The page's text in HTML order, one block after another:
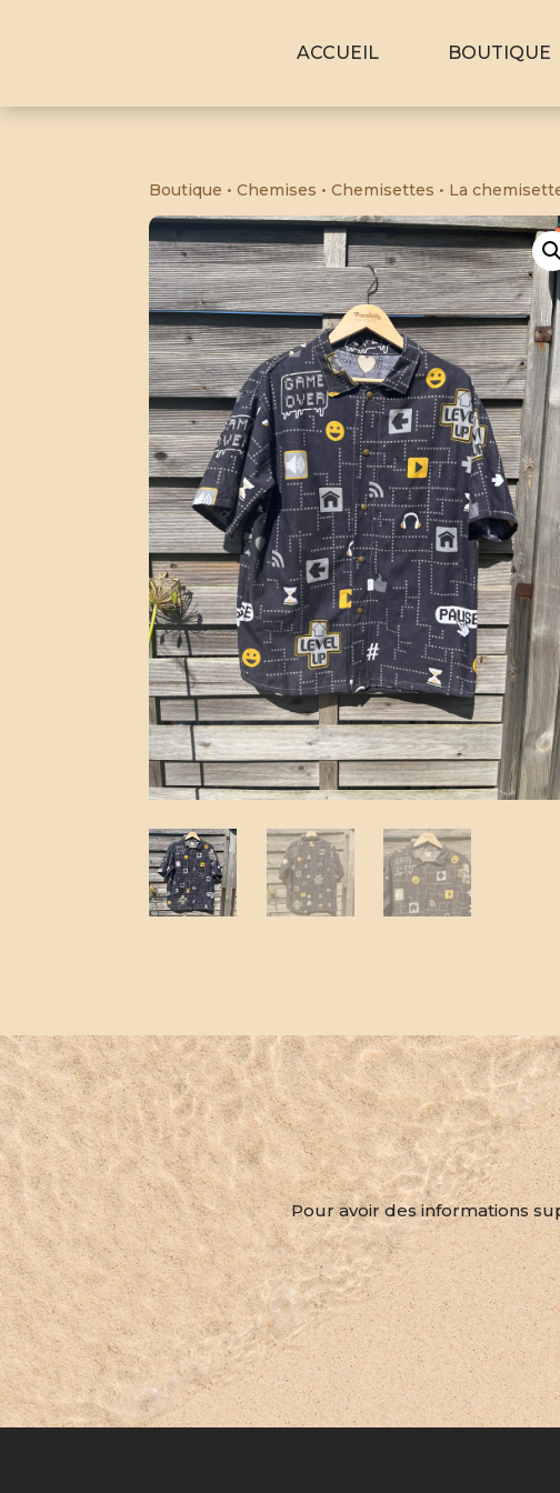
ACCUEIL BOUTIQUE
Boutique •Chemises •Chemisettes • La
Pour avoir des informations